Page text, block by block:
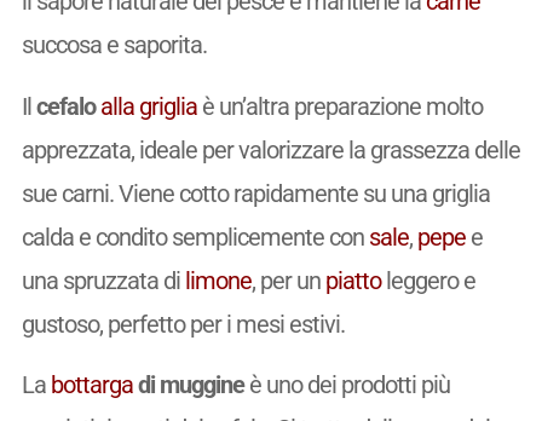
succosa e saporita.
Ilcefaloalla grigliaè un’altra preparazione molto
apprezzata, ideale per valorizzare la grassezza delle
sue carni. Viene cotto rapidamente su una griglia
calda e condito semplicemente con sale, pepee
una spruzzata di limone, per un piattoleggero e
gustoso, perfetto per i mesi estivi.
La bottargadi muggineè uno dei prodotti più